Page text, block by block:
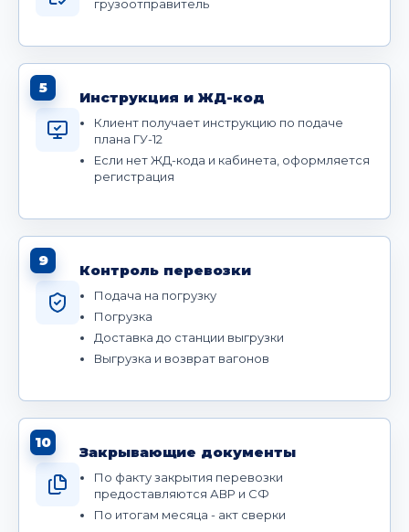
грузоотправитель
5
Инструкция и ЖД-код
Клиент получает инструкцию по подаче
плана ГУ-12
Если нет ЖД-кода и кабинета, оформляется
регистрация
9
Контроль перевозки
Подача на погрузку
Погрузка
Доставка до станции выгрузки
Выгрузка и возврат вагонов
10
Закрывающие документы
По факту закрытия перевозки
предоставляются АВР и СФ
По итогам месяца - акт сверки